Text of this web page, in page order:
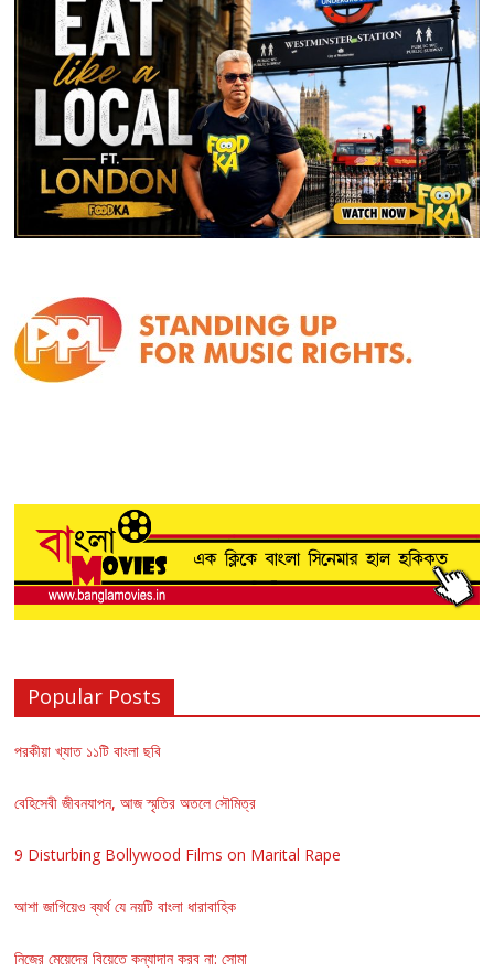
Popular Posts
পরকীয়া খ্যাত ১১টি বাংলা ছবি
বেহিসেবী জীবনযাপন, আজ স্মৃতির অতলে সৌমিত্র
9 Disturbing Bollywood Films on Marital Rape
আশা জাগিয়েও ব্যর্থ যে নয়টি বাংলা ধারাবাহিক
নিজের মেয়েদের বিয়েতে কন্যাদান করব না: সোমা